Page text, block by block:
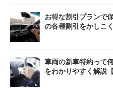
お得な割引プランで
の各種割引をかしこ
車両の新車特約って
をわかりやすく解説